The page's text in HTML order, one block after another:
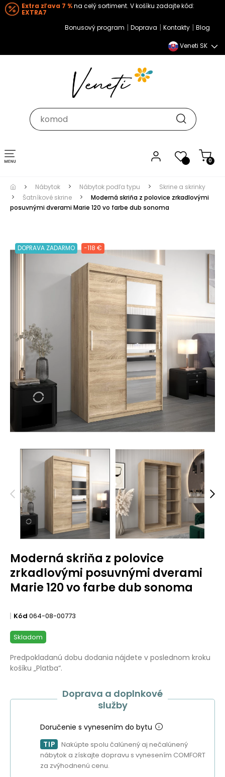
Extra zľava 7 %na celý sortiment. V košíku zadajte kód:
EXTRA7
Bonusový program | Doprava | Kontakty | Blog
Veneti SK
0
Toggle navigation
Nábytok Nábytok podľa typu
Skrine a skrinky
Šatníkové skrine
Moderná skriňa z polovice zrkadlovými
posuvnými dverami Marie 120 vo farbe dub sonoma
DOPRAVA ZADARMO -118 €
Moderná skriňa z polovice
zrkadlovými posuvnými dverami
Marie 120 vo farbe dub sonoma
Kód 064-08-00773
Skladom
Predpokladanú dobu dodania nájdete v poslednom kroku
košíku „Platba“.
Doprava a doplnkové
služby
Doručenie s vynesením do bytu
TIP
Nakúpte spolu čalúnený aj nečalúnený
nábytok a získajte dopravu s vynesením COMFORT
za zvýhodnenú cenu.